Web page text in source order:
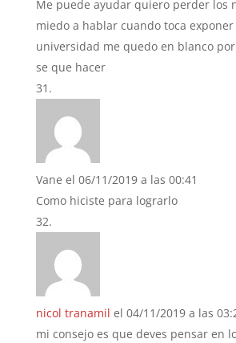
Me puede ayudar quiero perder los
miedo a hablar cuando toca exponer
universidad me quedo en blanco
se que hacer
Vane el 06/11/2019 a las 00:41
Como hiciste para lograrlo
nicol tranamil el 04/11/2019 a las
mi consejo es que deves pensar en